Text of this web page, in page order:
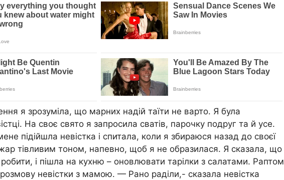
я зрозуміла, що марних надій таїти не варто. Я була
На своє свято я запросила сватів, парочку подруг та й усе.
підійшла невістка і спитала, коли я збираюся назад до своєї
жар тівливим тоном, напевно, щоб я не образилася. Я сказала, що
і пішла на кухню – оновлювати тарілки з салатами. Раптом
невістки з мамою. — Рано раділи,- сказала невістка